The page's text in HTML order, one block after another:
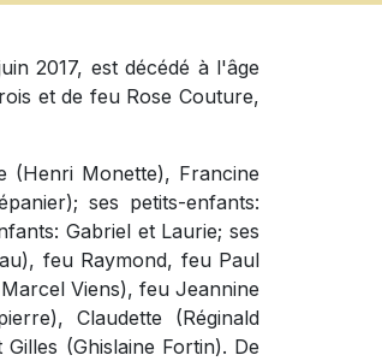
2017, est décédé à l'âge
et de feu Rose Couture,
(Henri Monette), Francine
ses petits-enfants:
Gabriel et Laurie; ses
feu Raymond, feu Paul
Viens), feu Jeannine
Claudette (Réginald
(Ghislaine Fortin). De